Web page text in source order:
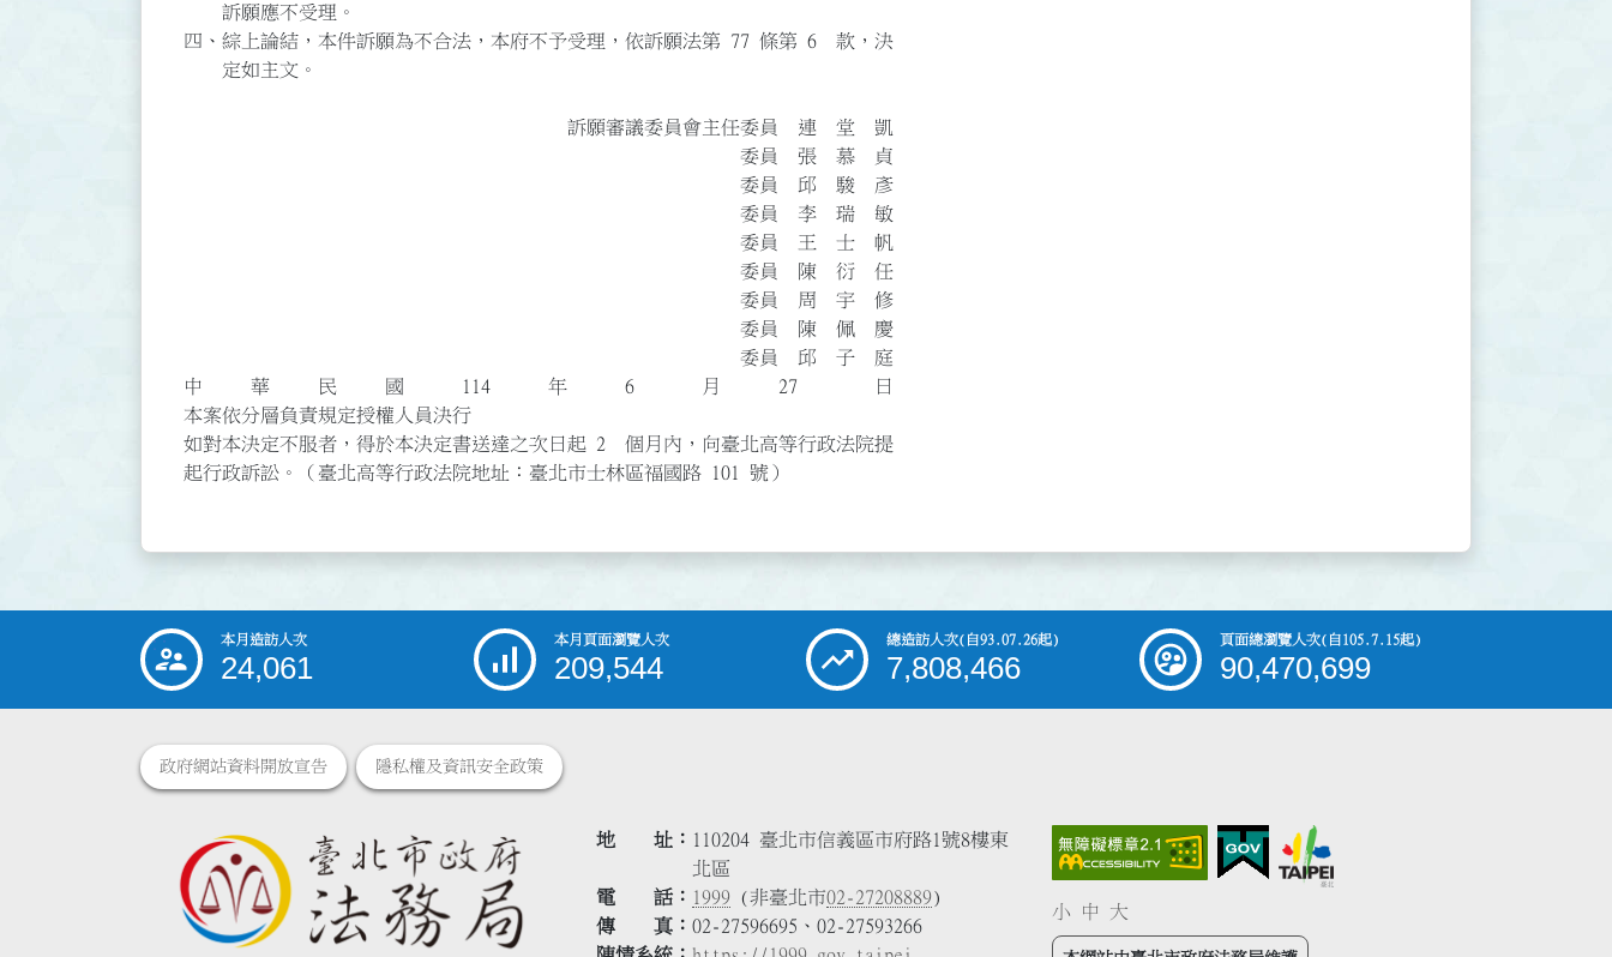
訴願應不受理。
四、綜上論結，本件訴願為不合法，本府不予受理，依訴願法第 77 條第 6 款，決
定如主文。
訴願審議委員會主任委員 連 堂 凱
委員 張 慕 貞
委員 邱 駿 彥
委員 李 瑞 敏
委員 王 士 帆
委員 陳 衍 任
委員 周 宇 修
委員 陳 佩 慶
委員 邱 子 庭
中 華 民 國 114 年 6 月 27 日
本案依分層負責規定授權人員決行
如對本決定不服者，得於本決定書送達之次日起 2 個月內，向臺北高等行政法院提
起行政訴訟。（臺北高等行政法院地址：臺北市士林區福國路 101 號）
::: 本月造訪人次
24,061
本月頁面瀏覽人次
209,544
總造訪人次(自93.07.26起)
7,808,466
頁面總瀏覽人次(自105.7.15起)
90,470,699
政府網站資料開放宣告 隱私權及資訊安全政策
地 址
110204 臺北市信義區市府路1號8樓東
北區
電 話
1999 (非臺北市02-27208889)
傳 真
02-27596695、02-27593266
小 中 大